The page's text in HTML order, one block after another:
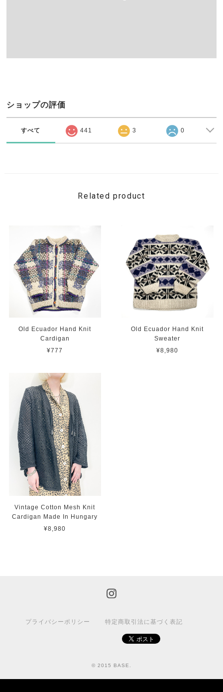
ショップの評価
すべて 441 3 0
Related product
Old Ecuador Hand Knit
Cardigan
¥777
Old Ecuador Hand Knit
Sweater
¥8,980
Vintage Cotton Mesh Knit
Cardigan Made In Hungary
¥8,980
プライバシーポリシー 特定商取引法に基づく表記
© 2015 BASE.